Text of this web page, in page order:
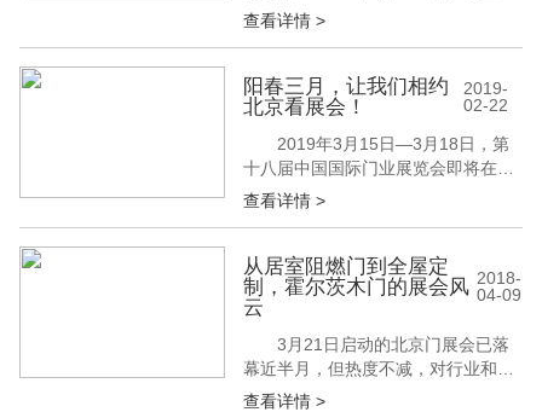
七届中国(北京)国际墙纸墙布窗帘暨
的“中国国际墙纸布艺地毯及软装饰展
览会”自2004年创办至今，固定春季
在中国北京举办、秋季在上海举办。
历届展会均取得圆满成...
查看详情 >
阳春三月，让我们相约
北京看展会！
2019-
02-22
2019年3月15日—3月18日，第
十八届中国国际门业展览会即将在北
京隆重开幕。作为国际门业的前驱领
内外门窗和相关企业进行商品贸易、
渠道建设、开阔视野、分享观念、开
拓创新的首要平台。 作为木门展
览会的常客，鑫迪木门也将携新...
查看详情 >
从居室阻燃门到全屋定
制，霍尔茨木门的展会风
云
2018-
04-09
3月21日启动的北京门展会已落
幕近半月，但热度不减，对行业和市
场带来的影响更是经久不散，作为每
查看详情 >